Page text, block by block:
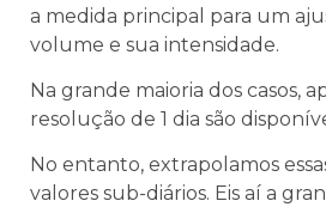
a medida principal para um
volume e sua intensidade.
Na grande maioria dos casos,
resolução de 1 dia são
No entanto, extrapolamos
valores sub-diários. Eis aí a